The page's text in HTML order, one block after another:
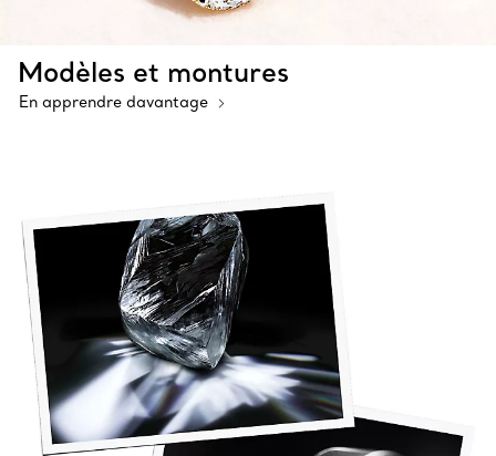
Modèles et montures
En apprendre davantage